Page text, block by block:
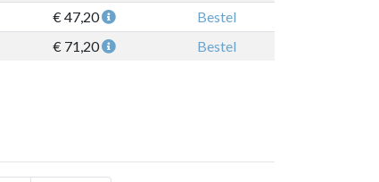
€ 47,20
Bestel
€ 71,20 Bestel